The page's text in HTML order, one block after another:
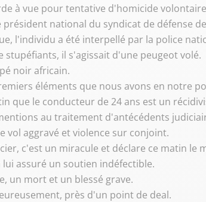
à vue pour tentative d'homicide
président national du syndicat de défense
l'individu a été interpellé par la police
stupéfiants, il s'agissait d'une peugeot volé.
noir africain.
éléments que nous avons en notre
que le conducteur de 24 ans est un
au traitement d'antécédents
vol aggravé et violence sur conjoint.
c'est un miracule et déclare ce matin le
assuré un soutien indéfectible.
un mort et un blessé grave.
près d'un point de deal.